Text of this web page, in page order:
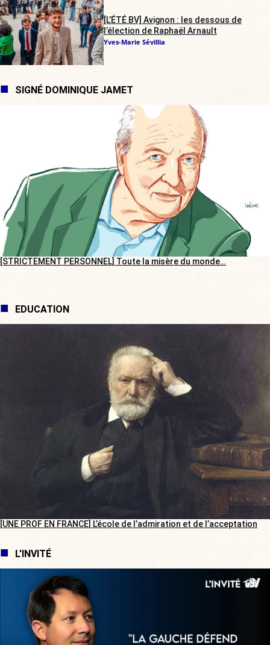
[L’ÉTÉ BV] Avignon : les dessous de
l’élection de Raphaël Arnault
Yves-Marie Sévillia
SIGNÉ DOMINIQUE JAMET
[STRICTEMENT PERSONNEL] Toute la misère du monde…
EDUCATION
[UNE PROF EN FRANCE] L’école de l’admiration et de l’acceptation
L'INVITÉ